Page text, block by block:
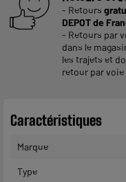
- Retours
DEPOT de
- Retours par
dans le
les trajets et
retour par
Caractéristiques
Marque
Type